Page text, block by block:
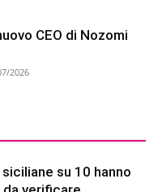
CEO di Nozomi
2026
su 10 hanno